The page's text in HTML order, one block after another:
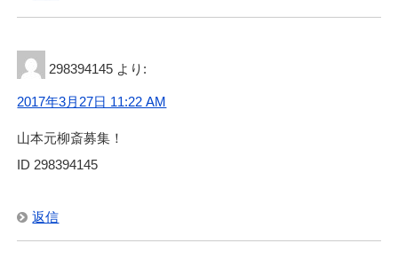
298394145 より:
2017年3月27日 11:22 AM
山本元柳斎募集！
ID 298394145
返信